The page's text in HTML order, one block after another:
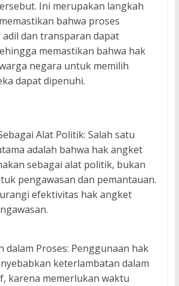
Ini merupakan langkah
bahwa proses
dan transparan dapat
memastikan bahwa hak
negara untuk memilih
dapat dipenuhi.
Alat Politik: Salah satu
adalah bahwa hak angket
sebagai alat politik, bukan
pengawasan dan pemantauan.
efektivitas hak angket
dalam Proses: Penggunaan hak
keterlambatan dalam
karena memerlukan waktu